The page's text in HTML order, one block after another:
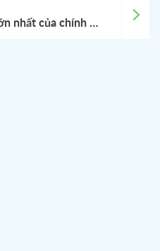
Bản thân bạn là cứu tinh lớn nhất của chính mình: Không vượt lên, bạn sẽ trượt chân xuống hố sâu không lối thoát